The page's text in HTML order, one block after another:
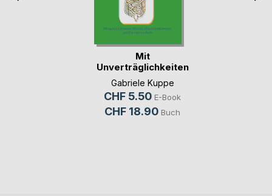
Mit
Unverträglichkeiten
leben
Gabriele Kuppe
CHF 5.50 E-Book
CHF 18.90 Buch